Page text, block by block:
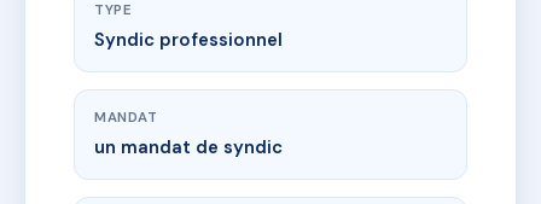
TYPE
Syndic professionnel
MANDAT
un mandat de syndic